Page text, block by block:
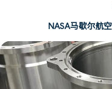
NASA马歇尔航